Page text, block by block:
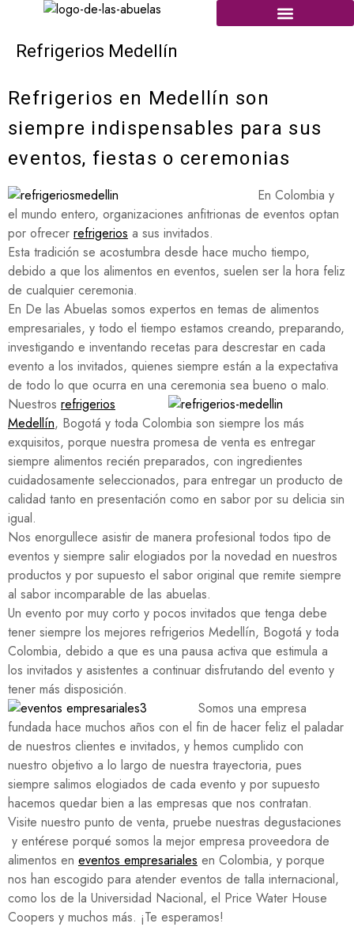
Refrigerios Medellín
Refrigerios en Medellín son
siempre indispensables para sus
eventos, fiestas o ceremonias
En Colombia y
el mundo entero, organizaciones anfitrionas de eventos optan
por ofrecer refrigerios a sus invitados.
Esta tradición se acostumbra desde hace mucho tiempo,
debido a que los alimentos en eventos, suelen ser la hora feliz
de cualquier ceremonia.
En De las Abuelas somos expertos en temas de alimentos
empresariales, y todo el tiempo estamos creando, preparando,
investigando e inventando recetas para descrestar en cada
evento a los invitados, quienes siempre están a la expectativa
de todo lo que ocurra en una ceremonia sea bueno o malo.
Nuestros refrigerios
Medellín, Bogotá y toda Colombia son siempre los más
exquisitos, porque nuestra promesa de venta es entregar
siempre alimentos recién preparados, con ingredientes
cuidadosamente seleccionados, para entregar un producto de
calidad tanto en presentación como en sabor por su delicia sin
igual.
Nos enorgullece asistir de manera profesional todos tipo de
eventos y siempre salir elogiados por la novedad en nuestros
productos y por supuesto el sabor original que remite siempre
al sabor incomparable de las abuelas.
Un evento por muy corto y pocos invitados que tenga debe
tener siempre los mejores refrigerios Medellín, Bogotá y toda
Colombia, debido a que es una pausa activa que estimula a
los invitados y asistentes a continuar disfrutando del evento y
tener más disposición.
Somos una empresa
fundada hace muchos años con el fin de hacer feliz el paladar
de nuestros clientes e invitados, y hemos cumplido con
nuestro objetivo a lo largo de nuestra trayectoria, pues
siempre salimos elogiados de cada evento y por supuesto
hacemos quedar bien a las empresas que nos contratan.
Visite nuestro punto de venta, pruebe nuestras degustaciones
y entérese porqué somos la mejor empresa proveedora de
alimentos en eventos empresariales en Colombia, y porque
nos han escogido para atender eventos de talla internacional,
como los de la Universidad Nacional, el Price Water House
Coopers y muchos más. ¡Te esperamos!